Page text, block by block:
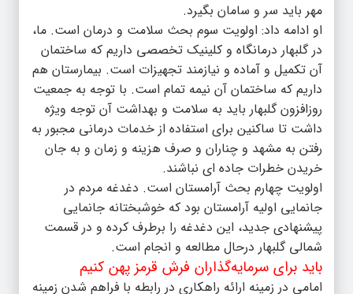
مهر باید سر و سامان بگیرد.
او ادامه داد: اولویت سوم بحث سلامت و درمان است. ما،
در گلبهار درمانگاه و کلینیک تخصصی داریم که ساختمان
آن تکمیل و آماده و نیازمند تجهیزات است. بیمارستان هم
داریم که ساختمان آن نیمه تمام است. با توجه به جمعیت
روزافزون گلبهار باید به سلامت و بهداشت آن توجه ویژه
داشت تا ساکنین برای استفاده از خدمات درمانی مجبور به
رفتن به مشهد و چناران و صرف هزینه و زمان و به جان
خریدن خطرات جاده ای نباشند.
اولویت چهارم بحث آرامستان است. دغدغه مردم در
جانمایی اولیه آرامستان بود که خوشبختانه جانمایی
پیشنهادی جدید، این دغدغه را برطرف کرده و در قسمت
شمالی گلبهار درحال مطالعه و انجام است.
باید برای سرمایه‌گذاران فرش قرمز پهن کنیم
امامی در زمینه ارائه راهکاری در رابطه با فراهم شدن زمینه